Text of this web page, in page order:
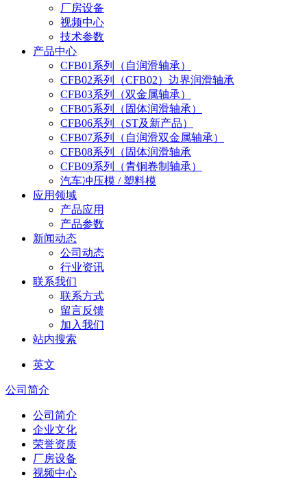
厂房设备
视频中心
技术参数
产品中心
CFB01系列（自润滑轴承）
CFB02系列（CFB02）边界润滑轴承
CFB03系列（双金属轴承）
CFB05系列（固体润滑轴承）
CFB06系列（ST及新产品）
CFB07系列（自润滑双金属轴承）
CFB08系列（固体润滑轴承
CFB09系列（青铜卷制轴承）
汽车冲压模 / 塑料模
应用领域
产品应用
产品参数
新闻动态
公司动态
行业资讯
联系我们
联系方式
留言反馈
加入我们
站内搜索
英文
公司简介
公司简介
企业文化
荣誉资质
厂房设备
视频中心